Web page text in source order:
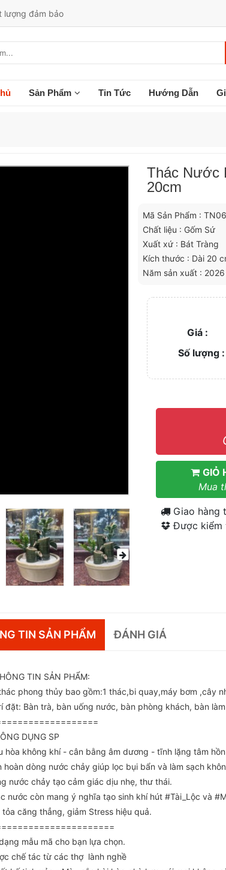
lượng đảm bảo
Sản Phẩm Tin Tức Hướng Dẫn
Thác Nước
20cm
Mã Sản Phẩm :
Chất liệu : Gốm Sứ
Xuất xứ : Bát Tràng
Kích thước : Dài 20
Năm sản xuất : 2026
Giá :
Số lượng :
GIỎ
Mua
Giao hàng
Được kiểm
TIN SẢN PHẨM ĐÁNH GIÁ
TIN SẢN PHẨM:
phong thủy bao gồm:1 thác,bi quay,máy bơm ,cây
đặt: Bàn trà, bàn uống nước, bàn phòng khách, bàn
DỤNG SP
hòa không khí - cân bằng âm dương - tĩnh lặng tâm
hoàn dòng nước chảy giúp lọc bụi bẩn và làm sạch
nước chảy tạo cảm giác dịu nhẹ, thư thái.
nước còn mang ý nghĩa tạo sinh khí hút #Tài_Lộc và
tỏa căng thẳng, giảm Stress hiệu quả.
mẫu mã cho bạn lựa chọn.
chế tác từ các thợ lành nghề